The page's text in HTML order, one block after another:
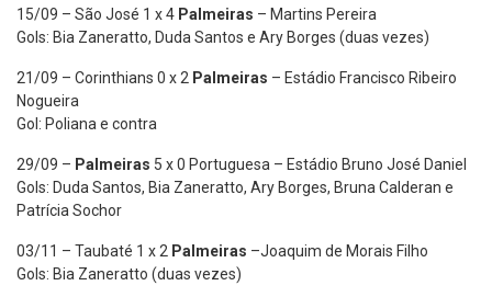
15/09 – São José 1 x 4 Palmeiras – Martins Pereira
Gols: Bia Zaneratto, Duda Santos e Ary Borges (duas vezes)
21/09 – Corinthians 0 x 2 Palmeiras – Estádio Francisco Ribeiro
Nogueira
Gol: Poliana e contra
29/09 – Palmeiras 5 x 0 Portuguesa – Estádio Bruno José Daniel
Gols: Duda Santos, Bia Zaneratto, Ary Borges, Bruna Calderan e
Patrícia Sochor
03/11 – Taubaté 1 x 2 Palmeiras –Joaquim de Morais Filho
Gols: Bia Zaneratto (duas vezes)